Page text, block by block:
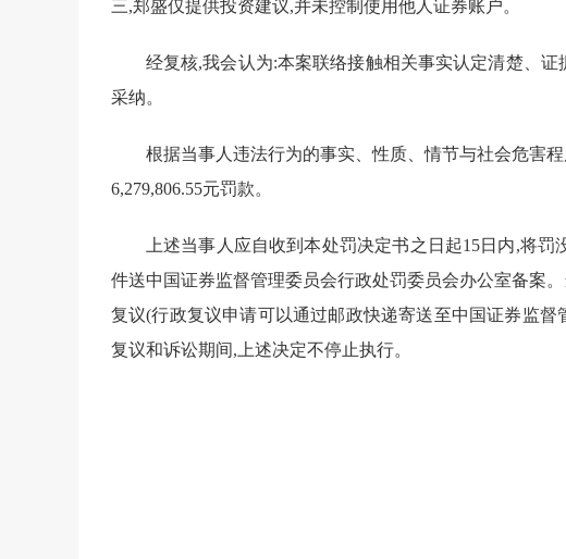
三,郑盛仅提供投资建议,并未控制使用他人证券账户。
经复核,我会认为:本案联络接触相关事实认定清楚、证
采纳。
根据当事人违法行为的事实、性质、情节与社会危害
6,279,806.55元罚款。
上述当事人应自收到本处罚决定书之日起15日内,将罚
件送中国证券监督管理委员会行政处罚委员会办公室备案。
复议(行政复议申请可以通过邮政快递寄送至中国证券监督
复议和诉讼期间,上述决定不停止执行。